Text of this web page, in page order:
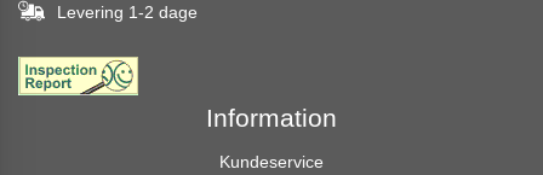
Levering 1-2 dage
Information
Kundeservice